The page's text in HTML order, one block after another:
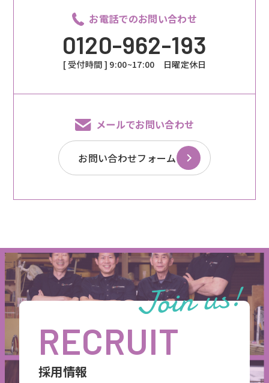
お電話でのお問い合わせ
0120-962-193
[ 受付時間 ] 9:00~17:00 日曜定休日
メールでお問い合わせ
お問い合わせフォーム
RECRUIT
採用情報